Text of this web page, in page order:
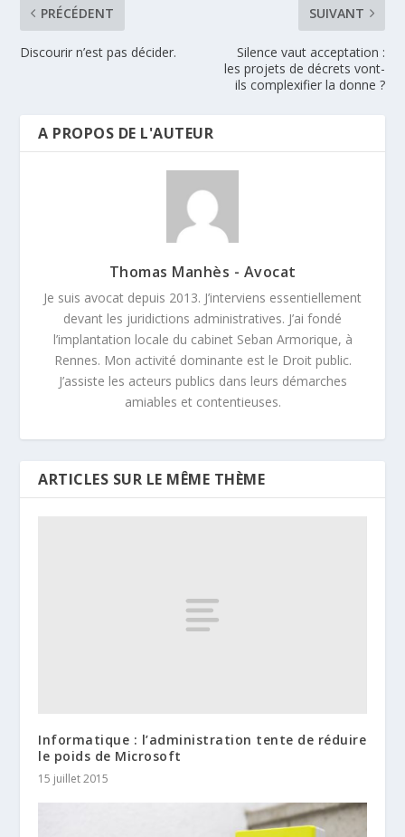
PRÉCÉDENT
Discourir n’est pas décider.
SUIVANT
Silence vaut acceptation :
les projets de décrets vont-
ils complexifier la donne ?
A PROPOS DE L'AUTEUR
Thomas Manhès - Avocat
Je suis avocat depuis 2013. J’interviens essentiellement
devant les juridictions administratives. J’ai fondé
l’implantation locale du cabinet Seban Armorique, à
Rennes. Mon activité dominante est le Droit public.
J’assiste les acteurs publics dans leurs démarches
amiables et contentieuses.
ARTICLES SUR LE MÊME THÈME
Informatique : l’administration tente de réduire
le poids de Microsoft
15 juillet 2015